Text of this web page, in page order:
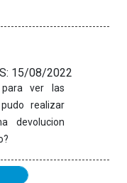
15/08/2022
ver las
realizar
devolucion